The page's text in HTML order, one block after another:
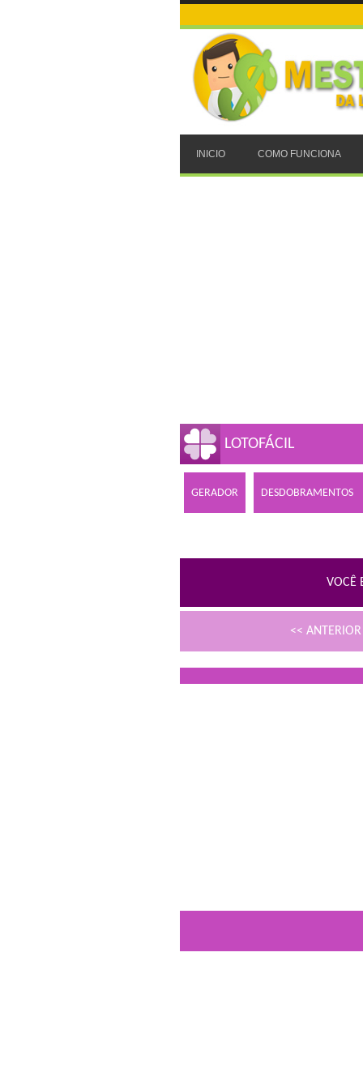
INICIO COMO FUNCIONA
LOTOFÁCIL
GERADOR DESDOBRAMENTOS
VOCÊ
<<